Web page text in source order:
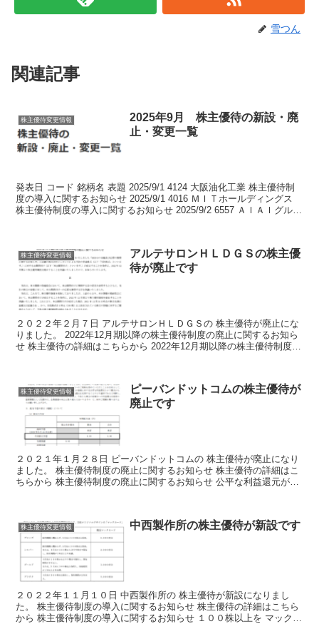
雪つん
関連記事
株主優待変更情報
2025年9月 株主優待の新設・廃
止・変更一覧
発表日 コード 銘柄名 表題 2025/9/1 4124 大阪油化工業 株主優待制
度の導入に関するお知らせ 2025/9/1 4016 ＭＩＴホールディングス
株主優待制度の導入に関するお知らせ 2025/9/2 6557 ＡＩＡＩグルー
株主優待変更情報
アルテサロンＨＬＤＧＳの株主優
待が廃止です
２０２２年２月７日 アルテサロンＨＬＤＧＳの 株主優待が廃止にな
りました。 2022年12月期以降の株主優待制度の廃止に関するお知ら
せ 株主優待の詳細はこちらから 2022年12月期以降の株主優待制度の
株主優待変更情報
ピーバンドットコムの株主優待が
廃止です
２０２１年１月２８日 ピーバンドットコムの 株主優待が廃止になり
ました。 株主優待制度の廃止に関するお知らせ 株主優待の詳細はこ
ちらから 株主優待制度の廃止に関するお知らせ 公平な利益還元が理
株主優待変更情報 中西製作所の株主優待が新設です
２０２２年１１月１０日 中西製作所の 株主優待が新設になりまし
た。 株主優待制度の導入に関するお知らせ 株主優待の詳細はこちら
から 株主優待制度の導入に関するお知らせ １００株以上を マックカ